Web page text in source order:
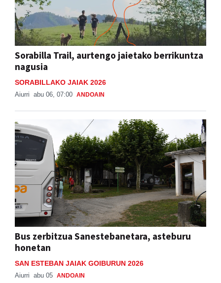
Sorabilla Trail, aurtengo jaietako berrikuntza
nagusia
SORABILLAKO JAIAK 2026
Aiurri abu 06, 07:00 ANDOAIN
Bus zerbitzua Sanestebanetara, asteburu
honetan
SAN ESTEBAN JAIAK GOIBURUN 2026
Aiurri abu 05 ANDOAIN